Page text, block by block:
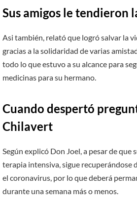
Sus amigos le tendieron
Asi también, relató que logró salvar la
gracias a la solidaridad de varias
todo lo que estuvo a su alcance para
medicinas para su hermano.
Cuando despertó
Chilavert
Según explicó Don Joel, a pesar de que
terapia intensiva, sigue recuperándose
el coronavirus, por lo que deberá
durante una semana más o menos.